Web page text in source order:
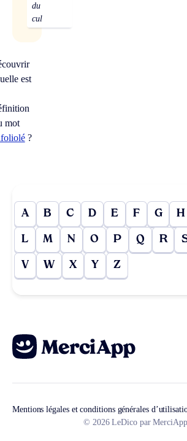
du
cul
est
mot
?
A B C D E F G H
L M N O P Q R
V W X Y Z
Mentions légales et conditions générales
© 2026 LeDico par